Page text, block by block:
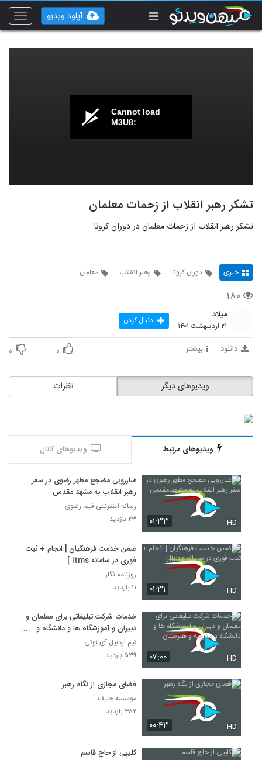
Toggle
آپلود ویدیو
Cannot load
M3U8:
تشکر رهبر انقلاب از زحمات معلمان
تشکر رهبر انقلاب از زحمات معلمان در دوران کرونا
خبری دوران کرونا رهبر انقلاب معلمان
۱۸۰
میلاد
۲۱ اردیبهشت ۱۴۰۱ دنبال کردن
دانلود بیشتر ۰ ۰
نظرات ویدیوهای دیگر
ویدیوهای مرتبط ویدیوهای کانال
۰۱:۳۳ HD
غبارروبی مضجع مطهر رضوی در سفر
رهبر انقلاب به مشهد مقدس
رسانه اینترنتی فیلم رضوی
۲۳ بازدید
۰۱:۳۱ HD
ضمن خدمت فرهنگیان [ انجام + ثبت
فوری در سامانه ltms ]
روزنامه نگار
۱۱ بازدید
۰۷:۰۰ HD
خدمات شرکت تبلیغاتی برای معلمان و
دبیران و آموزشگاه ها و دانشگاه و
مدرسه و هنرستان
تیم اردبیل آی نوتی
۵۳۹ بازدید
۰۰:۴۳ HD
فضای مجازی از نگاه رهبر
موسسه حنیف
۳۸۲ بازدید
کلیپی از حاج قاسم